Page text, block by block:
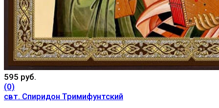
595 руб.
(0)
свт. Спиридон Тримифунтский